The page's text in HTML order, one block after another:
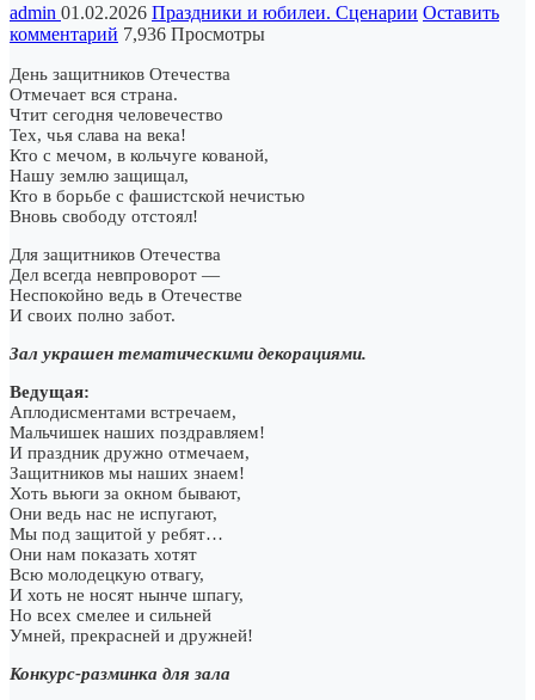
admin 01.02.2026 Праздники и юбилеи. Сценарии Оставить
комментарий 7,936 Просмотры
День защитников Отечества
Отмечает вся страна.
Чтит сегодня человечество
Тех, чья слава на века!
Кто с мечом, в кольчуге кованой,
Нашу землю защищал,
Кто в борьбе с фашистской нечистью
Вновь свободу отстоял!
Для защитников Отечества
Дел всегда невпроворот —
Неспокойно ведь в Отечестве
И своих полно забот.
Зал украшен тематическими декорациями.
Ведущая:
Аплодисментами встречаем,
Мальчишек наших поздравляем!
И праздник дружно отмечаем,
Защитников мы наших знаем!
Хоть вьюги за окном бывают,
Они ведь нас не испугают,
Мы под защитой у ребят…
Они нам показать хотят
Всю молодецкую отвагу,
И хоть не носят нынче шпагу,
Но всех смелее и сильней
Умней, прекрасней и дружней!
Конкурс-разминка для зала